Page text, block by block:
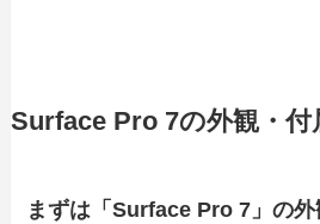
Surface Pro 7の外観・付
まずは「Surface Pro 7」の